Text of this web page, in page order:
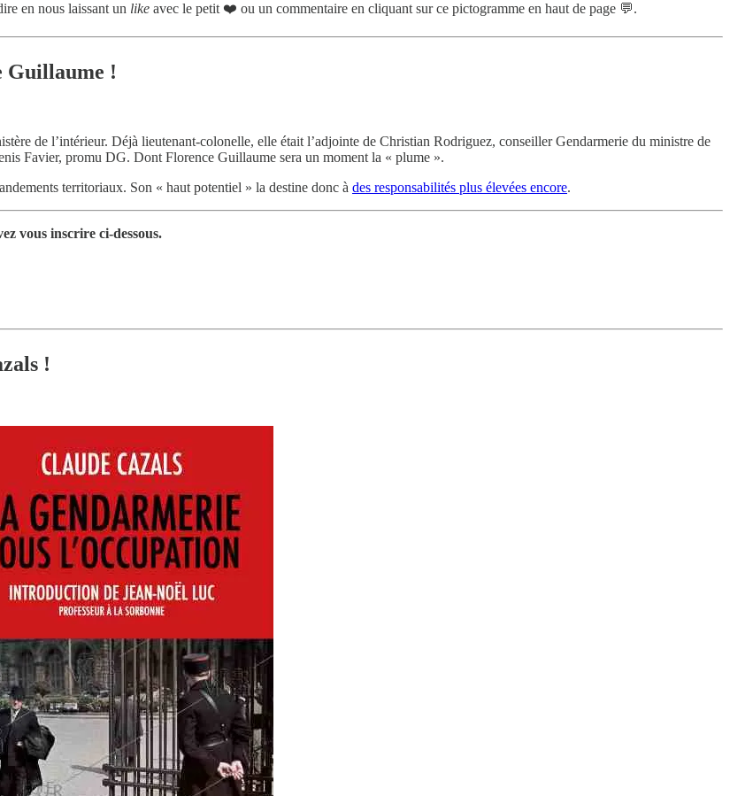
en nous laissant un like avec le petit ❤️ ou un commentaire en cliquant sur ce pictogramme en haut de page 💬.
Guillaume !
de l’intérieur. Déjà lieutenant-colonelle, elle était l’adjointe de Christian Rodriguez, conseiller Gendarmerie du ministre de
Favier, promu DG. Dont Florence Guillaume sera un moment la « plume ».
territoriaux. Son « haut potentiel » la destine donc à des responsabilités plus élevées encore.
vous inscrire ci-dessous.
!